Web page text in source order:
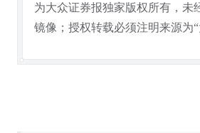
为大众证券报独家版权所有，未
镜像；授权转载必须注明来源为“